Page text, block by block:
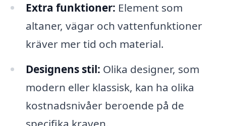
Extra funktioner: Element som
altaner, vägar och vattenfunktioner
kräver mer tid och material.
Designens stil: Olika designer, som
modern eller klassisk, kan ha olika
kostnadsnivåer beroende på de